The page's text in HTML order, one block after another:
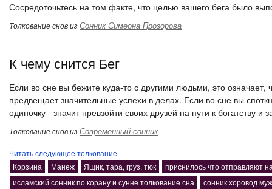
Сосредоточьтесь на том факте, что целью вашего бега было
Толкование снов изСонник Симеона Прозорова
К чему снится Бег
Если во сне вы бежите куда-то с другими людьми, это означает,
предвещает значительные успехи в делах. Если во сне вы
одиночку - значит превзойти своих друзей на пути к богатству
Толкование снов изСовременный сонник
Читать следующее толкование
Корзина
Манеж Ящик, тара, груз, тюк
приснилось что отправляют
исламский сонник по корану и сунне толкование сна
сонник хоровод